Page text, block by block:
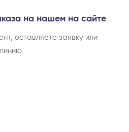
на нашем на сайте
оставляете заявку или